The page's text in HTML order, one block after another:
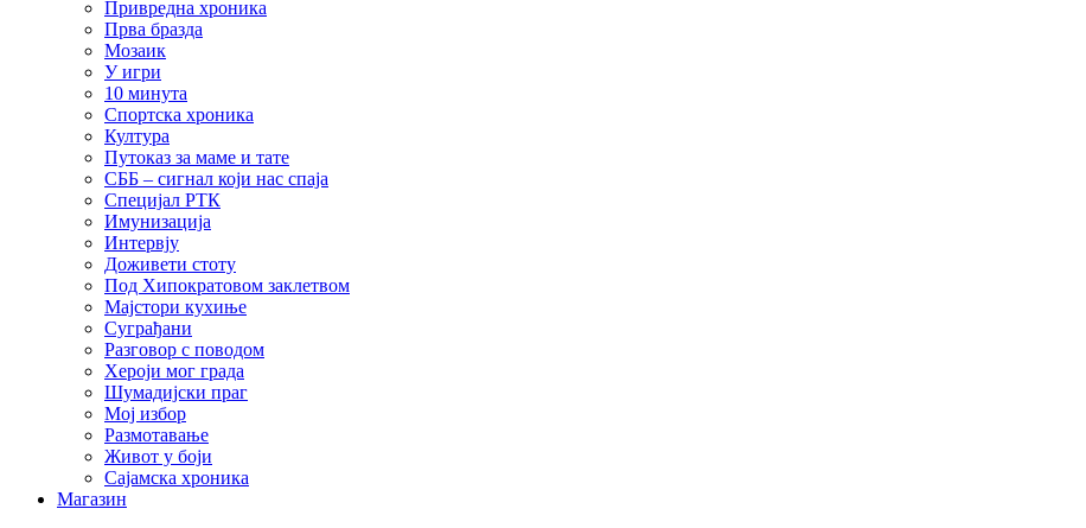
Привредна хроника
Прва бразда
Мозаик
У игри
10 минута
Спортска хроника
Култура
Путоказ за маме и тате
СББ – сигнал који нас спаја
Специјал РТК
Имунизација
Интервју
Доживети стоту
Под Хипократовом заклетвом
Мајстори кухиње
Суграђани
Разговор с поводом
Хероји мог града
Шумадијски праг
Мој избор
Размотавање
Живот у боји
Сајамска хроника
Магазин